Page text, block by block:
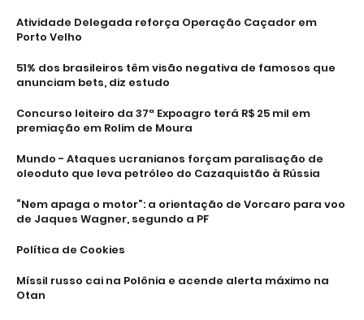
Atividade Delegada reforça Operação Caçador em
Porto Velho
51% dos brasileiros têm visão negativa de famosos que
anunciam bets, diz estudo
Concurso leiteiro da 37ª Expoagro terá R$ 25 mil em
premiação em Rolim de Moura
Mundo - Ataques ucranianos forçam paralisação de
oleoduto que leva petróleo do Cazaquistão à Rússia
“Nem apaga o motor”: a orientação de Vorcaro para voo
de Jaques Wagner, segundo a PF
Política de Cookies
Míssil russo cai na Polônia e acende alerta máximo na
Otan